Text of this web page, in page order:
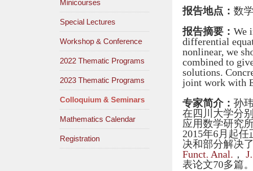
Minicourses
Special Lectures
Workshop & Conference
2022 Thematic Programs
2023 Thematic Programs
Colloquium & Seminars
Mathematics Calendar
Registration
报告地点： 数
报告摘要： We
differential
nonlinear, we
combined to
solutions.
joint work with
专家简介： 孙
在四川大学分
应用数学研究
2015年6月起
决和部分解决
Funct. Anal. ，
表论文70多篇。